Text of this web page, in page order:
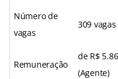
Número de
vagas
309 vagas
Remuneração
de R$
(Agente)